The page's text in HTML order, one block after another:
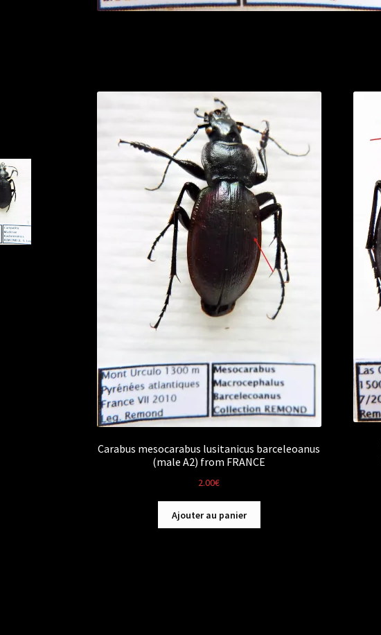
Carabus mesocarabus lusitanicus barceleoanus
(male A2) from FRANCE
2.00€
Ajouter au panier